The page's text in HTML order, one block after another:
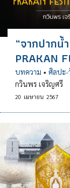
“จากปากน้
PRAKAN
บทความ • ศิลปะ-
กวินพร เจริญศรี
20 เมษายน 2567